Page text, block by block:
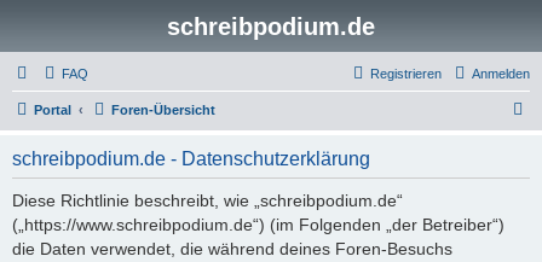
schreibpodium.de
FAQ Anmelden
Registrieren
Portal Foren-Übersicht
schreibpodium.de - Datenschutzerklärung
Diese Richtlinie beschreibt, wie „schreibpodium.de“
(„https://www.schreibpodium.de“) (im Folgenden „der Betreiber“)
die Daten verwendet, die während deines Foren-Besuchs